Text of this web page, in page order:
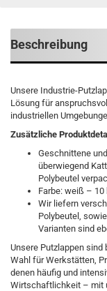
Beschreibung
Unsere Industrie-
Lösung für
industriellen
Zusätzliche
Geschnittene
überwiegend
Polybeutel
Farbe: weiß – 10
Wir liefern
Polybeutel,
Varianten sind
Unsere Putzlappen
Wahl für Werkstätten,
denen häufig und
Wirtschaftlichkeit – mit